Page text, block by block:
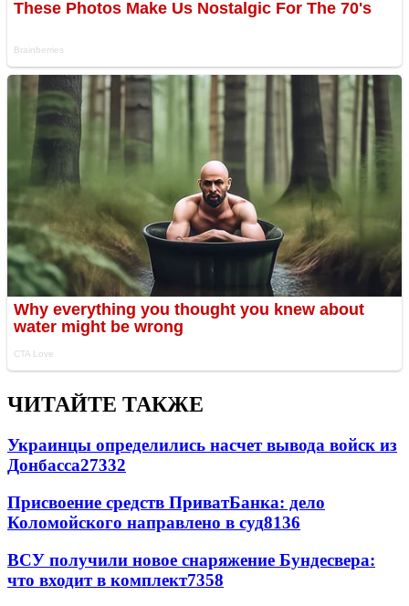
ЧИТАЙТЕ ТАКЖЕ
Украинцы определились насчет вывода войск из
Донбасса27332
Присвоение средств ПриватБанка: дело
Коломойского направлено в суд8136
ВСУ получили новое снаряжение Бундесвера:
что входит в комплект7358